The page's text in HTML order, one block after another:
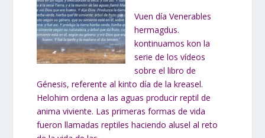
Vuen día Venerables
hermagdus.
kontinuamos kon la
serie de los vídeos
sobre el libro de
Génesis, referente al kinto día de la kreasel.
Helohim ordena a las aguas producir reptil de
anima viviente. Las primeras formas de vida
fueron llamadas reptiles haciendo alusel al reto